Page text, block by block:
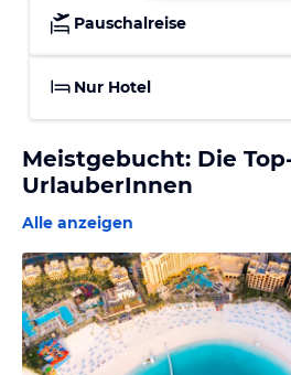
Pauschalreise
Nur Hotel
Meistgebucht: Die
UrlauberInnen
Alle anzeigen